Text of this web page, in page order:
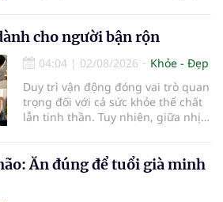
đóng vai trò lọc độc tố, chuyển hóa
thuốc và dự trữ nhiều vitamin,
khoáng chất thiết yếu nhưng cũng
rất dễ bị tổn thương…
cho người bận rộn
04:04 | 02/08/2026
Khỏe - Đẹp
Duy trì vận động đóng vai trò quan
trọng đối với cả sức khỏe thể chất
lẫn tinh thần. Tuy nhiên, giữa nhịp
cho các hoạt động tập luyện
thường trở thành một thách thức
Ăn đúng để tuổi già minh